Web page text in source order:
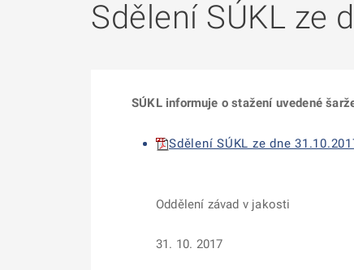
Sdělení SÚKL ze
SÚKL informuje o stažení uvedené
Sdělení SÚKL ze dne
Oddělení závad v jakosti
31. 10. 2017